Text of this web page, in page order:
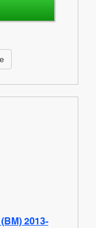
2013-